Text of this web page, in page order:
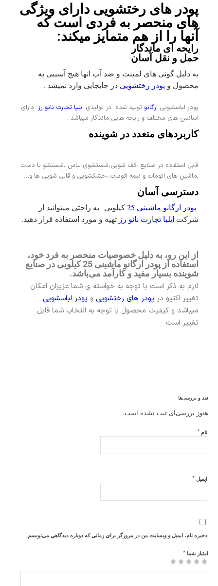
پودر های رختشویی دارای ویژگی
های منحصر به فردی است که
آنها را از هم متمایز میکند:
رایحه ای ماندگار
حمل و نقل آسان
به دلیل گونی های لمینت و ضد آب انها هیچ آسیبی به
محصول و پودر رختشویی در جابجایی وارد نمیشد .
پودر لباسشویی ارگانو تولید شده در تولیدی ایلیا تجارت نانو رز دارای
اسانس های مختلف و رایحه هایی ماندگار میباشد .
کاربردهای متعدد در شوینده
قابل استفاده در صنایع ،کف شویی،شستشوی لباس ،شستشو با دست
,ماشین های اتومات و نیمه اتومات ،خشکشویی و قالی شویی ها و…
دسترسی آسان
پودر ارگانو ماشینی 25 کیلویی به راحتی میتوانید از
شرکت ایلیا تجارت نانو رز تهیه و مورد استفاده قرار دهید.
از این رو، به دلیل خصوصیات منحصر به فرد خود،
استفاده از پودر ارگانو ماشینی 25 کیلویی
در صنایع
شوینده بسیار مفید و کارآمد می‌باشد.
لازم به ذکر است با توجه به خواسته ی شما عزیزان امکان
تغییر اکتیو در پودر های رختشویی و پودر لباسشویی
میباشد و کیفیت محصول با توجه به انتخاب شما قابل
تغییر است
نقد و بررسی‌ها
هنوز بررسی‌ای ثبت نشده است.
نام *
ایمیل *
ذخیره نام، ایمیل و وبسایت من در مرورگر برای زمانی که دوباره دیدگاهی می‌نویسم.
امتیاز شما *
۱۲ از ۵ ۳ از ۵ ۴ از ۵
۵ از ۵ ستاره